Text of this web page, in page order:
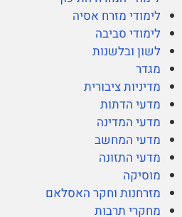
לימודי מזרח אסיה
לימודי סביבה
לשון ובלשנות
מגדר
מדיניות ציבורית
מדעי הדתות
מדעי המדינה
מדעי המחשב
מדעי התזונה
מוסיקה
מזרחנות וחקר האסלאם
מחקרי תרבות